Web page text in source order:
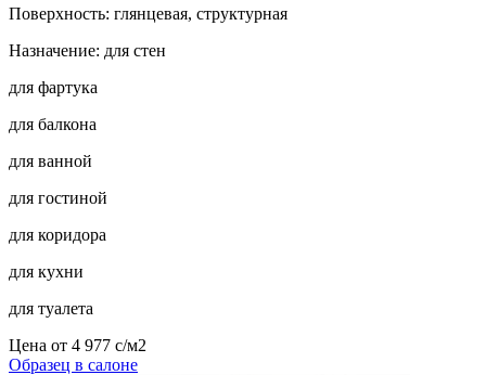
Поверхность: глянцевая, структурная
Назначение: для стен
для фартука
для балкона
для ванной
для гостиной
для коридора
для кухни
для туалета
Цена от 4 977 c/м2
Образец в салоне